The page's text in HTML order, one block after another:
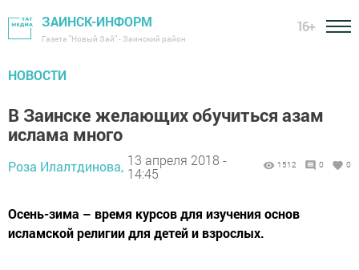
ЗАИНСК-ИНФОРМ
Газета "Новый Зай" - Заинский район
16+
НОВОСТИ
В Заинске желающих обучиться азам
ислама много
Роза Илалтдинова, 13 апреля 2018 -
14:45
1512 0 0
Осень-зима – время курсов для изучения основ
исламской религии для детей и взрослых.